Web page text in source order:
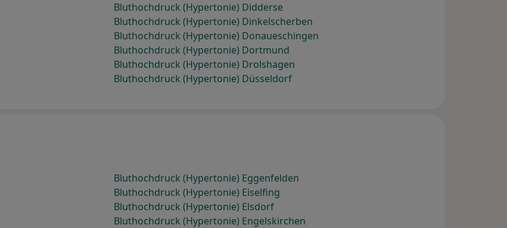
Bluthochdruck (Hypertonie) Didderse
Bluthochdruck (Hypertonie) Dinkelscherben
Bluthochdruck (Hypertonie) Donaueschingen
Bluthochdruck (Hypertonie) Dortmund
Bluthochdruck (Hypertonie) Drolshagen
Bluthochdruck (Hypertonie) Düsseldorf
Bluthochdruck (Hypertonie) Eggenfelden
Bluthochdruck (Hypertonie) Eiselfing
Bluthochdruck (Hypertonie) Elsdorf
Bluthochdruck (Hypertonie) Engelskirchen